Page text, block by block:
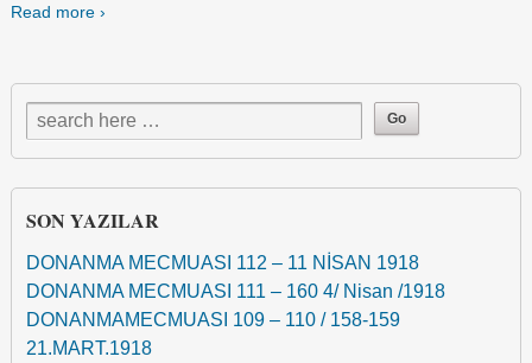
Read more ›
SON YAZILAR
DONANMA MECMUASI 112 – 11 NİSAN 1918
DONANMA MECMUASI 111 – 160 4/ Nisan /1918
DONANMAMECMUASI 109 – 110 / 158-159
21.MART.1918